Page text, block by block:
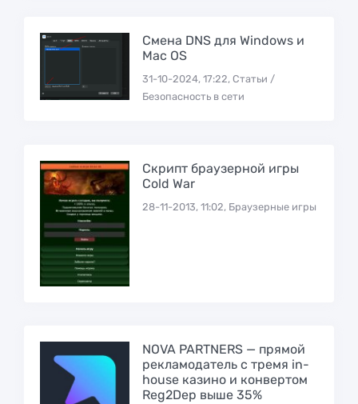
Смена DNS для Windows и
Mac OS
31-10-2024, 17:22, Статьи /
Безопасность в сети
Скрипт браузерной игры
Cold War
28-11-2013, 11:02, Браузерные игры
NOVA PARTNERS — прямой
рекламодатель с тремя in-
house казино и конвертом
Reg2Dep выше 35%